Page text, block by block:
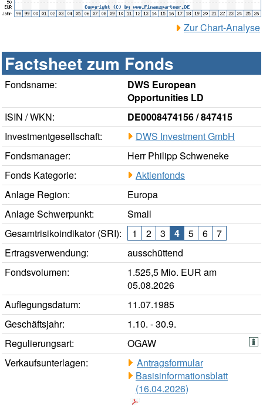
Zur Chart-Analyse
Factsheet zum Fonds
Fondsname:
DWS European
Opportunities LD
ISIN / WKN:
DE0008474156 / 847415
Investmentgesellschaft:
DWS Investment GmbH
Fondsmanager:
Herr Philipp Schweneke
Fonds Kategorie:
Aktienfonds
Anlage Region:
Europa
Anlage Schwerpunkt:
Small
Gesamtrisikoindikator (SRI):
1 2 3 4 5 6
7
Ertragsverwendung:
ausschüttend
Fondsvolumen:
1.525,5 Mio. EUR am
05.08.2026
Auflegungsdatum:
11.07.1985
Geschäftsjahr:
1.10. - 30.9.
Regulierungsart:
OGAW
Verkaufsunterlagen:
Antragsformular
Basisinformationsblatt
(16.04.2026)